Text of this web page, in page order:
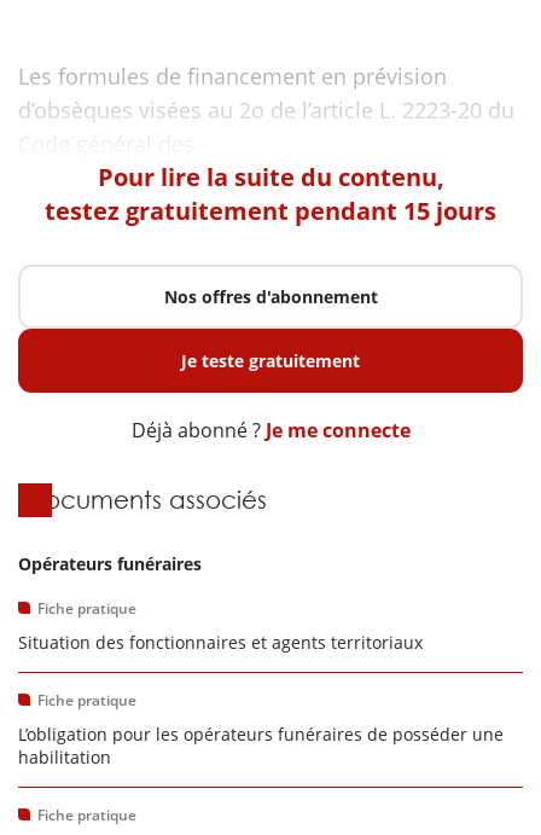
Les formules de financement en prévision
d’obsèques visées au 2o de l’article L. 2223-20 du
Pour lire la suite du contenu,
testez gratuitement pendant 15 jours
Nos offres d'abonnement
Je teste gratuitement
Déjà abonné ? Je me connecte
Documents associés
Opérateurs funéraires
Fiche pratique
Situation des fonctionnaires et agents territoriaux
Fiche pratique
L’obligation pour les opérateurs funéraires de posséder une
habilitation
Fiche pratique